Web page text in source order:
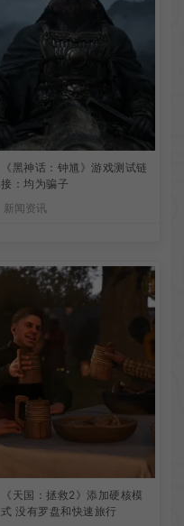
《黑神话：钟馗》游戏测试链
接：均为骗子
新闻资讯
《天国：拯救2》添加硬核模
式 没有罗盘和快速旅行